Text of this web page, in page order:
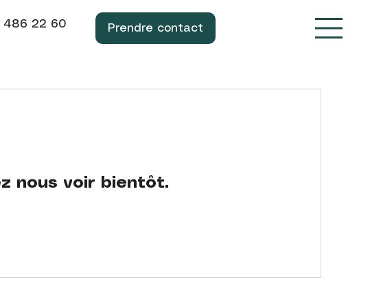
486 22 60
Prendre contact
nous voir bientôt.